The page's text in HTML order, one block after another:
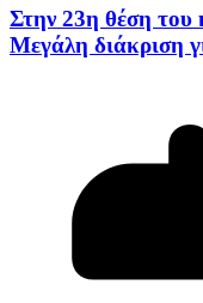
Στην 23η θέση
Μεγάλη διάκριση